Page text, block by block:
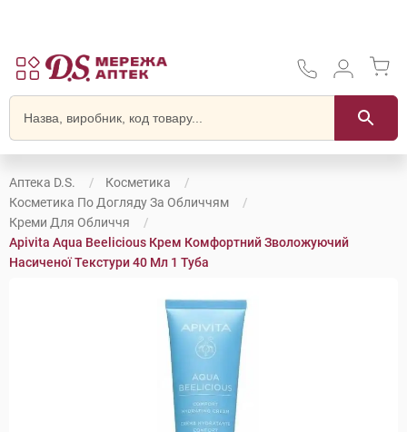
Аптека D.S.
Косметика
Косметика По Догляду За Обличчям
Креми Для Обличчя
Apivita Aqua Beelicious Крем Комфортний Зволожуючий
Насиченої Текстури 40 Мл 1 Туба